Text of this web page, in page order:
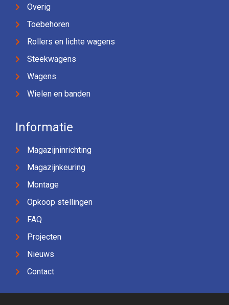
Overig
Toebehoren
Rollers en lichte wagens
Steekwagens
Wagens
Wielen en banden
Informatie
Magazijninrichting
Magazijnkeuring
Montage
Opkoop stellingen
FAQ
Projecten
Nieuws
Contact